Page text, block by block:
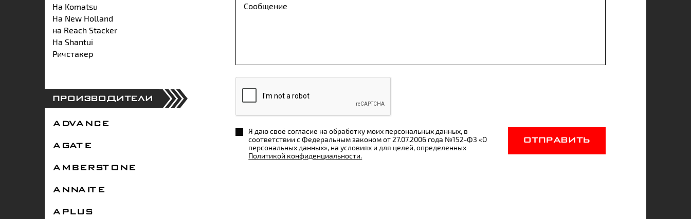
На Komatsu
На New Holland
на Reach Stacker
На Shantui
Ричстакер
ПРОИЗВОДИТЕЛИ
ADVANCE
AGATE
AMBERSTONE
ANNAITE
APLUS
Я даю своё согласие на обработку моих персональных данных, в
соответствии с Федеральным законом от 27.07.2006 года №152-ФЗ «О
персональных данных», на условиях и для целей, определенных
Политикой конфиденциальности.
ОТПРАВИТЬ